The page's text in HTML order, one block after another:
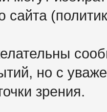
сайта
но с
зрения.